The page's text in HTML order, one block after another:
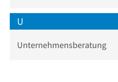
U
Unternehmensberatung